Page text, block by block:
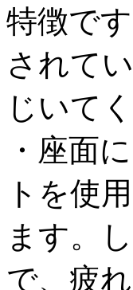
特徴で
されて
じいて
・座面
トを使
ます。
で、疲